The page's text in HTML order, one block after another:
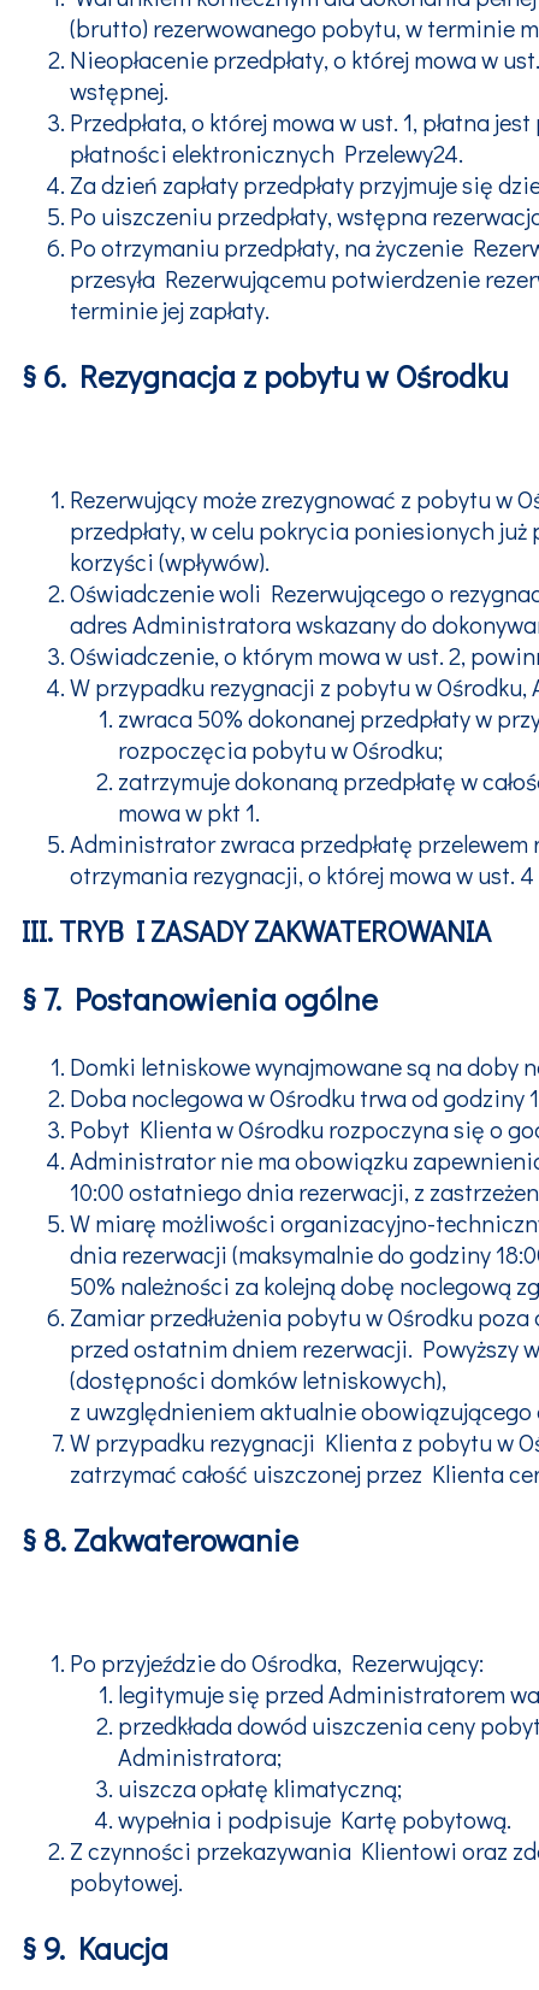
(brutto) rezerwowanego pobytu, w terminie
Nieopłacenie przedpłaty, o której mowa w
wstępnej.
Przedpłata, o której mowa w ust. 1, płatna
płatności elektronicznych Przelewy24.
Za dzień zapłaty przedpłaty przyjmuje się
Po uiszczeniu przedpłaty, wstępna
Po otrzymaniu przedpłaty, na życzenie
przesyła Rezerwującemu potwierdzenie
terminie jej zapłaty.
§ 6. Rezygnacja z pobytu w Ośrodku
Rezerwujący może zrezygnować z pobytu w
przedpłaty, w celu pokrycia poniesionych
korzyści (wpływów).
Oświadczenie woli Rezerwującego o
adres Administratora wskazany do
Oświadczenie, o którym mowa w ust. 2,
W przypadku rezygnacji z pobytu w
zwraca 50% dokonanej przedpłaty w
rozpoczęcia pobytu w Ośrodku;
zatrzymuje dokonaną przedpłatę w
mowa w pkt 1.
Administrator zwraca przedpłatę
otrzymania rezygnacji, o której mowa w ust. 4
III. TRYB I ZASADY ZAKWATEROWANIA
§ 7. Postanowienia ogólne
Domki letniskowe wynajmowane są na doby
Doba noclegowa w Ośrodku trwa od
Pobyt Klienta w Ośrodku rozpoczyna się o
Administrator nie ma obowiązku
10:00 ostatniego dnia rezerwacji, z
W miarę możliwości organizacyjno-
dnia rezerwacji (maksymalnie do godziny
50% należności za kolejną dobę noclegową
Zamiar przedłużenia pobytu w Ośrodku
przed ostatnim dniem rezerwacji.
(dostępności domków letniskowych),
z uwzględnieniem aktualnie obowiązującego
W przypadku rezygnacji Klienta z pobytu w
zatrzymać całość uiszczonej przez Klienta
§ 8. Zakwaterowanie
Po przyjeździe do Ośrodka, Rezerwujący:
legitymuje się przed Administratorem
przedkłada dowód uiszczenia ceny
Administratora;
uiszcza opłatę klimatyczną;
wypełnia i podpisuje Kartę pobytową.
Z czynności przekazywania Klientowi oraz
pobytowej.
§ 9. Kaucja